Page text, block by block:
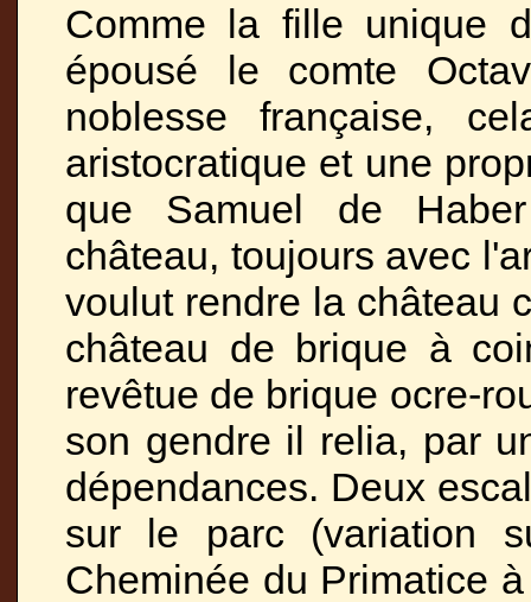
Comme la fille unique
épousé le comte
noblesse française,
aristocratique et une
que Samuel de
château, toujours avec
voulut rendre la château
château de brique à
revêtue de brique ocre-
son gendre il relia, par
dépendances. Deux
sur le parc (variation
Cheminée du Primatice